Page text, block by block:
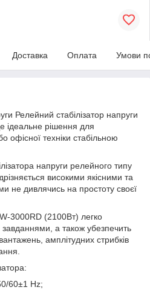
Доставка Оплата Умови
Релейний стабілізатор напруги
ідеальне рішення для
офісної техніки стабільною
напруги релейного типу
високими якісними та
не дивлячись на простоту своєї
3000RD (2100Вт) легко
а також убезпечить
амплітудних стрибків
60±1 Hz;